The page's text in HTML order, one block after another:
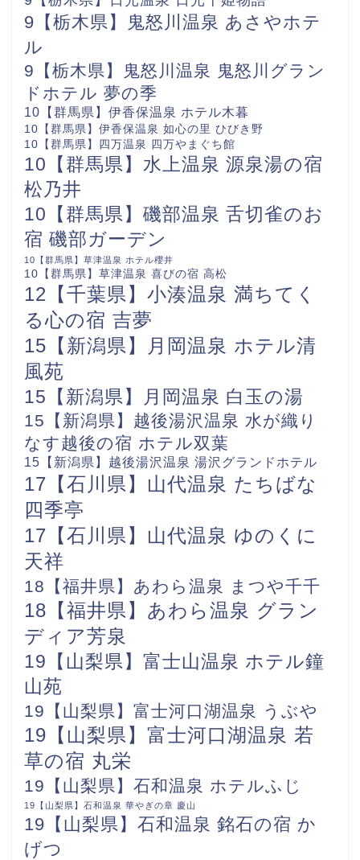
9【栃木県】鬼怒川温泉 あさやホテ
ル
9【栃木県】鬼怒川温泉 鬼怒川グラン
ドホテル 夢の季
10【群馬県】伊香保温泉 ホテル木暮
10【群馬県】伊香保温泉 如心の里 ひびき野
10【群馬県】四万温泉 四万やまぐち館
10【群馬県】水上温泉 源泉湯の宿
松乃井
10【群馬県】磯部温泉 舌切雀のお
宿 磯部ガーデン
10【群馬県】草津温泉 ホテル櫻井
10【群馬県】草津温泉 喜びの宿 高松
12【千葉県】小湊温泉 満ちてく
る心の宿 吉夢
15【新潟県】月岡温泉 ホテル清
風苑
15【新潟県】月岡温泉 白玉の湯
15【新潟県】越後湯沢温泉 水が織り
なす越後の宿 ホテル双葉
15【新潟県】越後湯沢温泉 湯沢グランドホテル
17【石川県】山代温泉 たちばな
四季亭
17【石川県】山代温泉 ゆのくに
天祥
18【福井県】あわら温泉 まつや千千
18【福井県】あわら温泉 グラン
ディア芳泉
19【山梨県】富士山温泉 ホテル鐘
山苑
19【山梨県】富士河口湖温泉 うぶや
19【山梨県】富士河口湖温泉 若
草の宿 丸栄
19【山梨県】石和温泉 ホテルふじ
19【山梨県】石和温泉 華やぎの章 慶山
19【山梨県】石和温泉 銘石の宿 か
げつ